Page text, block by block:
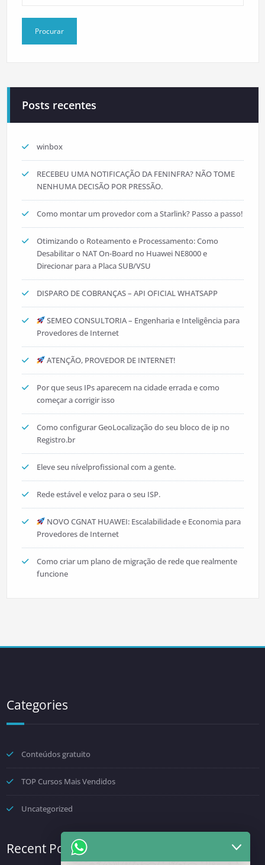
Posts recentes
winbox
RECEBEU UMA NOTIFICAÇÃO DA FENINFRA? NÃO TOME
NENHUMA DECISÃO POR PRESSÃO.
Como montar um provedor com a Starlink? Passo a passo!
Otimizando o Roteamento e Processamento: Como
Desabilitar o NAT On-Board no Huawei NE8000 e
Direcionar para a Placa SUB/VSU
DISPARO DE COBRANÇAS – API OFICIAL WHATSAPP
SEMEO CONSULTORIA – Engenharia e Inteligência para
Provedores de Internet
ATENÇÃO, PROVEDOR DE INTERNET!
Por que seus IPs aparecem na cidade errada e como
começar a corrigir isso
Como configurar GeoLocalização do seu bloco de ip no
Registro.br
Eleve seu nívelprofissional com a gente.
Rede estável e veloz para o seu ISP.
NOVO CGNAT HUAWEI: Escalabilidade e Economia para
Provedores de Internet
Como criar um plano de migração de rede que realmente
funcione
Categories
Conteúdos gratuito
TOP Cursos Mais Vendidos
Uncategorized
Recent Posts